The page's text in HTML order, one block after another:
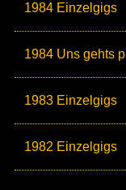
1984 Einzelgigs
1984 Uns gehts
1983 Einzelgigs
1982 Einzelgigs